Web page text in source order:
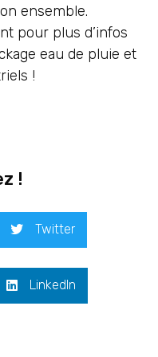
ensemble.
pour plus d’infos
eau de pluie et
!
!
Twitter
LinkedIn